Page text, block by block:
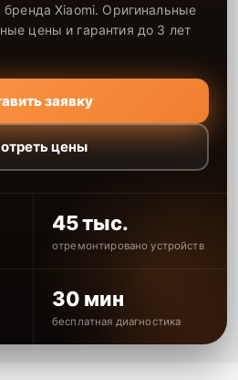
бренда Xiaomi. Оригинальные
цены и гарантия до 3 лет
заявку
цены
45 тыс.
отремонтировано устройств
30 мин
бесплатная диагностика